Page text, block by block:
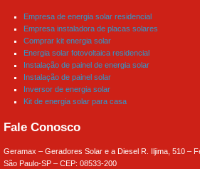
Empresa de energia solar residencial
Empresa instaladora de placas solares
Comprar kit energia solar
Energia solar fotovoltaica residencial
Instalação de painel de energia solar
Instalação de painel solar
Inversor de energia solar
Kit de energia solar para casa
Fale Conosco
Geramax – Geradores Solar e a Diesel R. Iljima, 510 –
São Paulo-SP – CEP: 08533-200